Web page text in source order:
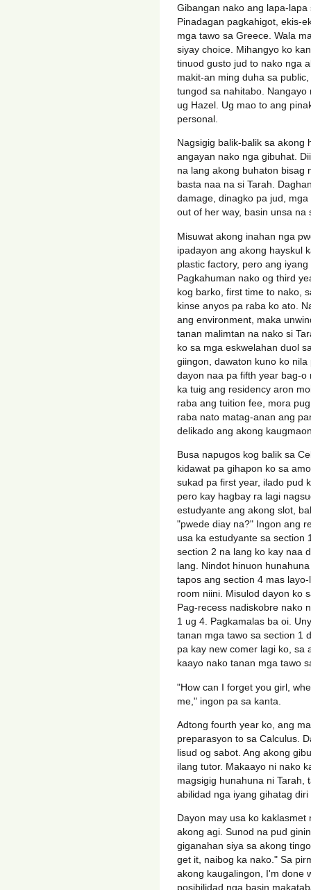
Gibangan nako ang lapa-
Pinadagan pagkahigot, ekis-
mga tawo sa Greece. Wala
siyay choice. Mihangyo ko
tinuod gusto jud to nako nga
makit-an ming duha sa
tungod sa nahitabo.
ug Hazel. Ug mao to ang
personal.
Nagsigig balik-balik sa akong
angayan nako nga gibuhat.
na lang akong buhaton bisag
basta naa na si Tarah.
damage, dinagko pa jud,
out of her way, basin unsa
Misuwat akong inahan nga
ipadayon ang akong hayskul
plastic factory, pero ang
Pagkahuman nako og third
kog barko, first time to nako,
kinse anyos pa raba ko ato.
ang environment, maka
tanan malimtan na nako si
ko sa mga eskwelahan duol
giingon, dawaton kuno ko
dayon naa pa fifth year bag-
ka tuig ang residency aron
raba ang tuition fee, mora
raba nato matag-anan ang
delikado ang akong
Busa napugos kog balik sa
kidawat pa gihapon ko sa
sukad pa first year, ilado pud
pero kay hagbay ra lagi
estudyante ang akong slot,
"pwede diay na?" Ingon ang
usa ka estudyante sa section
section 2 na lang ko kay naa
lang. Nindot hinuon
tapos ang section 4 mas
room niini. Misulod dayon ko
Pag-recess nadiskobre nako
1 ug 4. Pagkamalas ba oi.
tanan mga tawo sa section 1
pa kay new comer lagi ko, sa
kaayo nako tanan mga tawo
"How can I forget you girl,
me," ingon pa sa kanta.
Adtong fourth year ko, ang
preparasyon to sa Calculus.
lisud og sabot. Ang akong
ilang tutor. Makaayo ni nako
magsigig hunahuna ni Tarah,
abilidad nga iyang gihatag diri
Dayon may usa ko
akong agi. Sunod na pud
giganahan siya sa akong
get it, naibog ka nako." Sa
akong kaugalingon, I'm done
posibilidad nga basin